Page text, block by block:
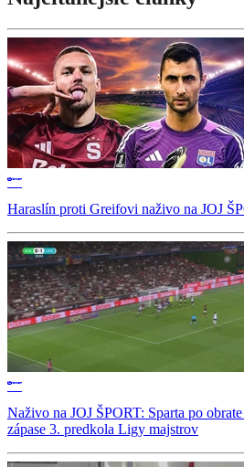
Haraslín proti Greifovi naživo na JOJ
Naživo na JOJ ŠPORT: Sparta po
zápase 3. predkola Ligy majstrov